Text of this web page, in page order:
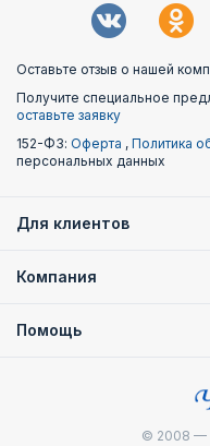
Оставьте отзыв о нашей
Получите специальное
оставьте заявку
152-ФЗ: Оферта , Политика
персональных данных
Для клиентов
Компания
Помощь
© 2008 —